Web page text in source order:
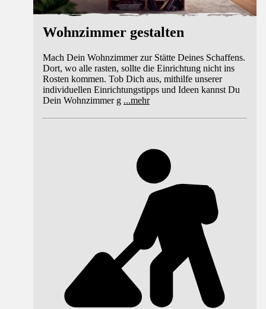
Wohnzimmer gestalten
Mach Dein Wohnzimmer zur Stätte Deines Schaffens.
Dort, wo alle rasten, sollte die Einrichtung nicht ins
Rosten kommen. Tob Dich aus, mithilfe unserer
individuellen Einrichtungstipps und Ideen kannst Du
Dein Wohnzimmer g ...mehr